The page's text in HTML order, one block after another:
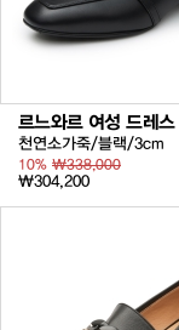
르느와르 여성 드레스
천연소가죽/블랙/3cm
10% ₩338,000
₩304,200